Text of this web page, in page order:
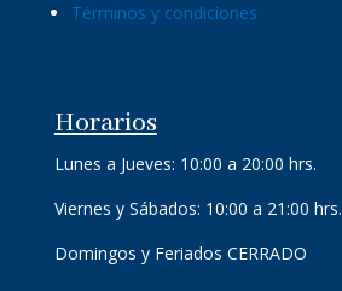
Términos y condiciones
Horarios
Lunes a Jueves: 10:00 a 20:00 hrs.
Viernes y Sábados: 10:00 a 21:00 hrs.
Domingos y Feriados CERRADO